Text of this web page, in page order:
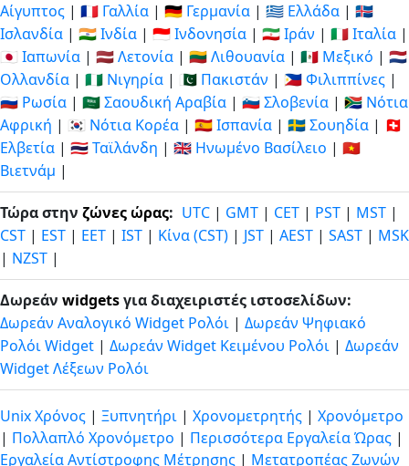
Αίγυπτος | 🇫🇷 Γαλλία | 🇩🇪 Γερμανία | 🇬🇷 Ελλάδα | 🇮🇸
Ισλανδία | 🇮🇳 Ινδία | 🇮🇩 Ινδονησία | 🇮🇷 Ιράν | 🇮🇹 Ιταλία |
🇯🇵 Ιαπωνία | 🇱🇻 Λετονία | 🇱🇹 Λιθουανία | 🇲🇽 Μεξικό | 🇳🇱
Ολλανδία | 🇳🇬 Νιγηρία | 🇵🇰 Πακιστάν | 🇵🇭 Φιλιππίνες |
🇷🇺 Ρωσία | 🇸🇦 Σαουδική Αραβία | 🇸🇮 Σλοβενία | 🇿🇦 Νότια
Αφρική | 🇰🇷 Νότια Κορέα | 🇪🇸 Ισπανία | 🇸🇪 Σουηδία | 🇨🇭
Ελβετία | 🇹🇭 Ταϊλάνδη | 🇬🇧 Ηνωμένο Βασίλειο | 🇻🇳
Βιετνάμ |
Τώρα στην ζώνες ώρας: UTC | GMT | CET | PST | MST |
CST | EST | EET | IST | Κίνα (CST) | JST | AEST | SAST | MSK
| NZST |
Δωρεάν widgetsγια διαχειριστές ιστοσελίδων:
Δωρεάν Αναλογικό Widget Ρολόι | Δωρεάν Ψηφιακό
Ρολόι Widget | Δωρεάν Widget Κειμένου Ρολόι | Δωρεάν
Widget Λέξεων Ρολόι
Unix Χρόνος | Ξυπνητήρι | Χρονομετρητής | Χρονόμετρο
| Πολλαπλό Χρονόμετρο | Περισσότερα Εργαλεία Ώρας |
Εργαλεία Αντίστροφης Μέτρησης | Μετατροπέας Ζωνών